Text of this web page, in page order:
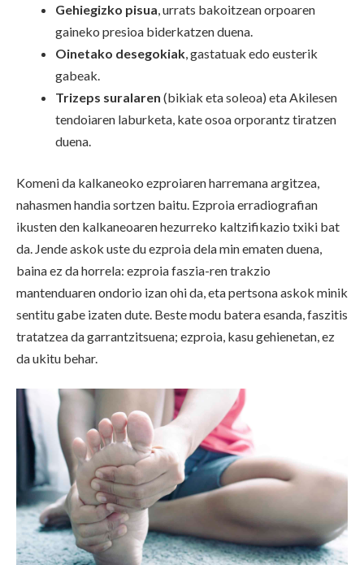
Gehiegizko pisua, urrats bakoitzean orpoaren
gaineko presioa biderkatzen duena.
Oinetako desegokiak, gastatuak edo eusterik
gabeak.
Trizeps suralaren (bikiak eta soleoa) eta Akilesen
tendoiaren laburketa, kate osoa orporantz tiratzen
duena.
Komeni da kalkaneoko ezproiaren harremana argitzea,
nahasmen handia sortzen baitu. Ezproia erradiografian
ikusten den kalkaneoaren hezurreko kaltzifikazio txiki bat
da. Jende askok uste du ezproia dela min ematen duena,
baina ez da horrela: ezproia faszia-ren trakzio
mantenduaren ondorio izan ohi da, eta pertsona askok minik
sentitu gabe izaten dute. Beste modu batera esanda, faszitis
tratatzea da garrantzitsuena; ezproia, kasu gehienetan, ez
da ukitu behar.